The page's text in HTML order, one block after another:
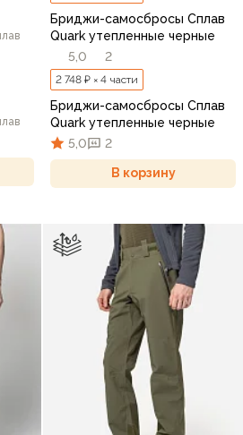
Бриджи-самосбросы Сплав
Quark утепленные черные
5,0
2
2 748 ₽ × 4 части
Бриджи-самосбросы Сплав
Quark утепленные черные
5,0
2
В корзину